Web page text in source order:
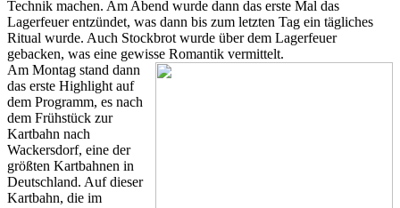
Technik machen. Am Abend wurde dann das erste Mal das
Lagerfeuer entzündet, was dann bis zum letzten Tag ein tägliches
Ritual wurde. Auch Stockbrot wurde über dem Lagerfeuer
gebacken, was eine gewisse Romantik vermittelt.
Am Montag stand dann
das erste Highlight auf
dem Programm, es nach
dem Frühstück zur
Kartbahn nach
Wackersdorf, eine der
größten Kartbahnen in
Deutschland. Auf dieser
Kartbahn, die im